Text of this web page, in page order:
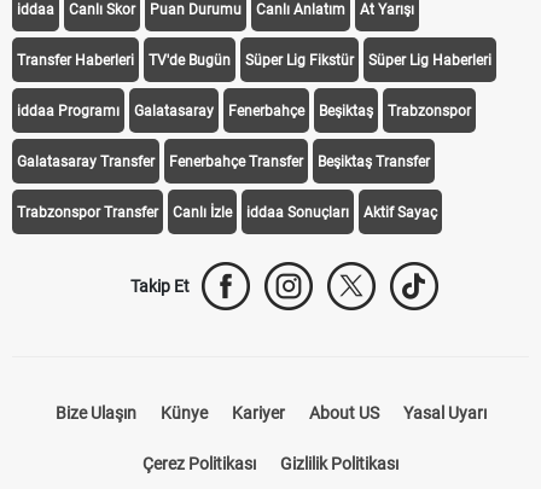
iddaa Canlı Skor Puan Durumu Canlı Anlatım At Yarışı
Transfer Haberleri TV'de Bugün Süper Lig Fikstür Süper Lig Haberleri
iddaa Programı Galatasaray Fenerbahçe Beşiktaş Trabzonspor
Galatasaray Transfer Fenerbahçe Transfer Beşiktaş Transfer
Trabzonspor Transfer Canlı İzle iddaa Sonuçları Aktif Sayaç
Takip Et
Bize Ulaşın Künye Kariyer About US Yasal Uyarı
Çerez Politikası Gizlilik Politikası